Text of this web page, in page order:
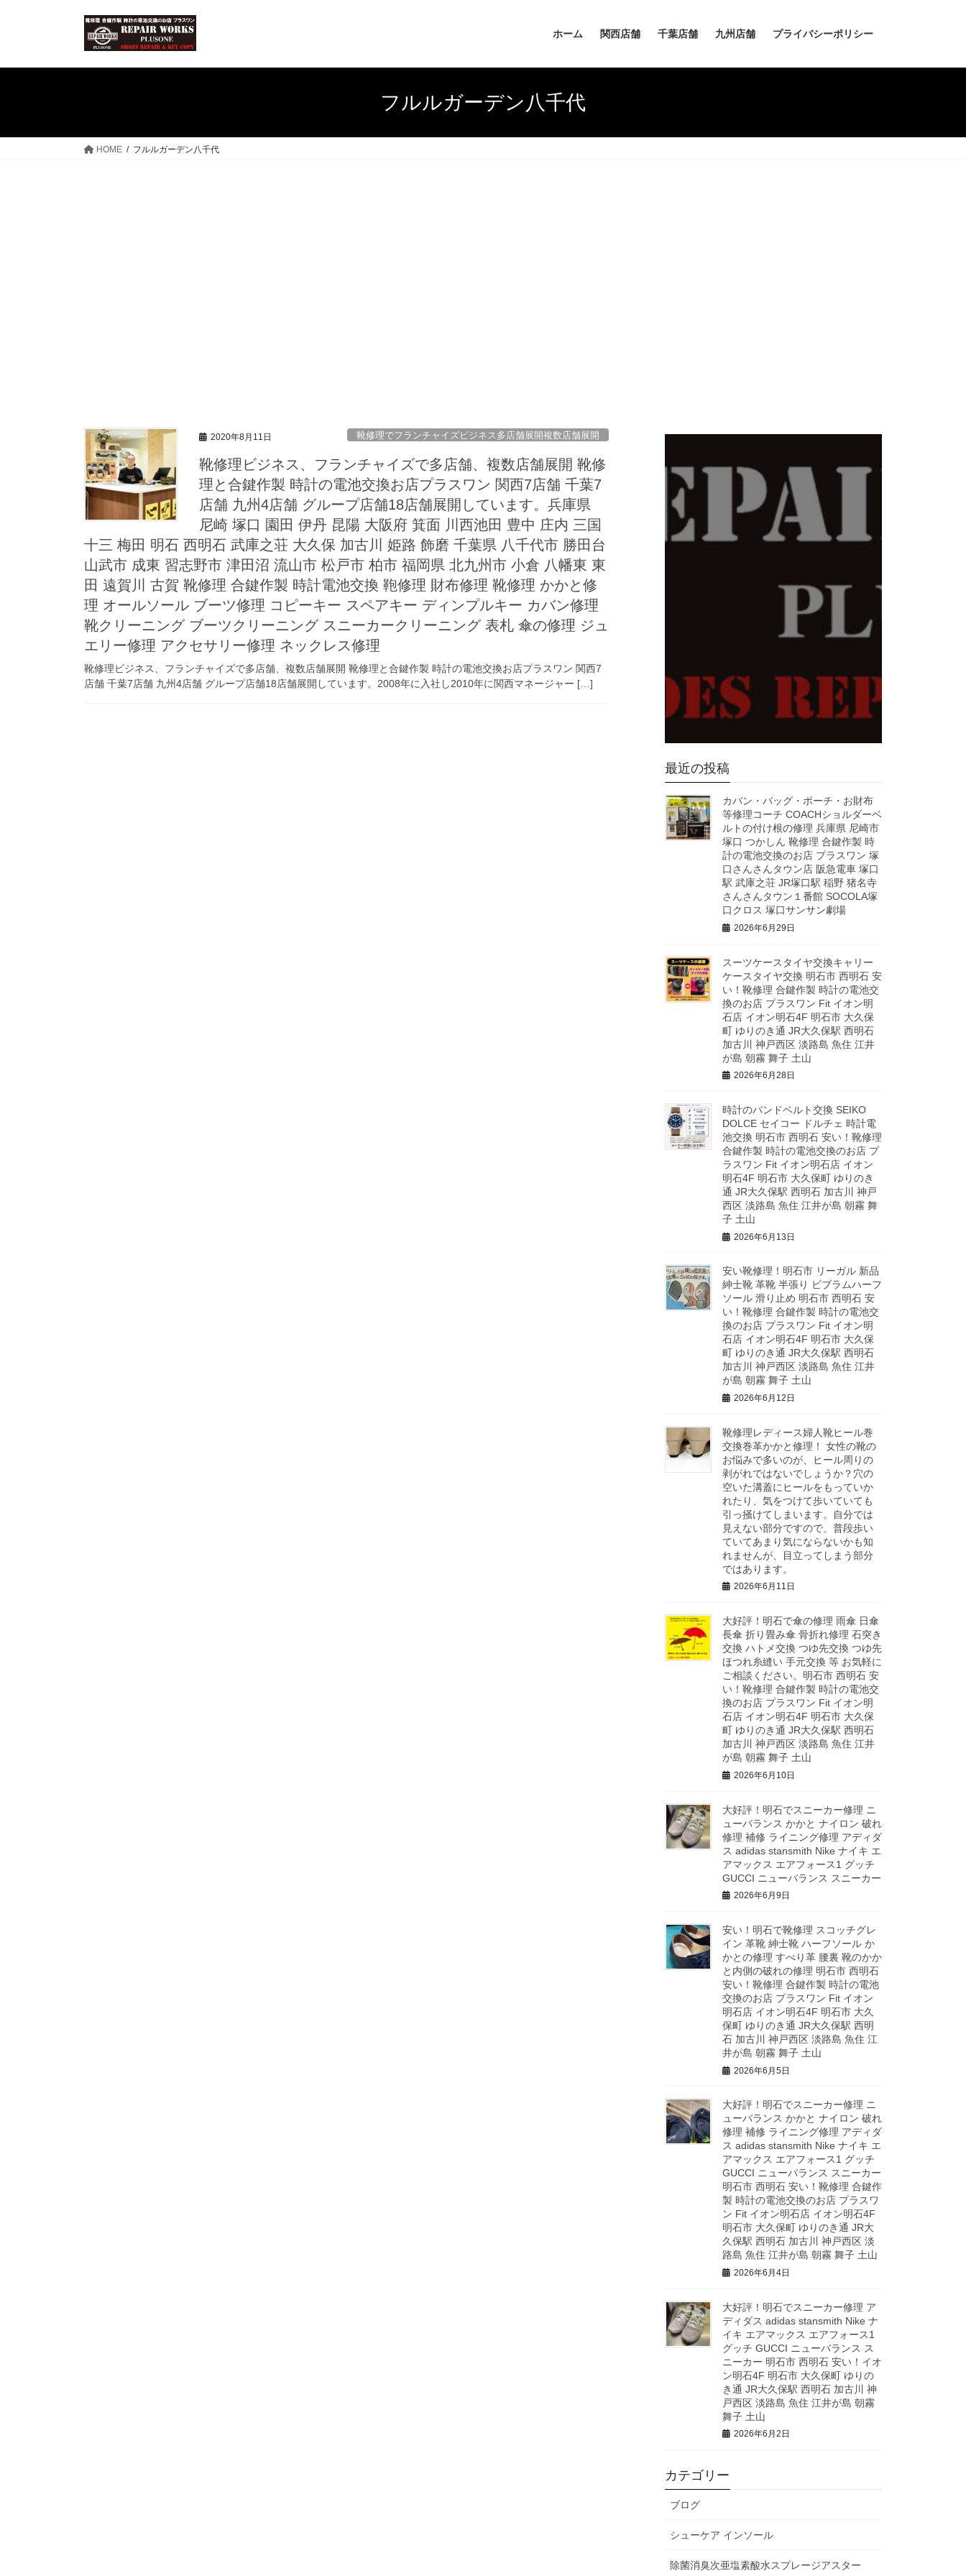
ホーム 関西店舗 千葉店舗 九州店舗 プライバシーポリシー
フルルガーデン八千代
HOME フルルガーデン八千代
2020年8月11日 靴修理でフランチャイズビジネス多店舗展開複数店舗展開
靴修理ビジネス、フランチャイズで多店舗、複数店舗展開 靴修
理と合鍵作製 時計の電池交換お店プラスワン 関西7店舗 千葉7
店舗 九州4店舗 グループ店舗18店舗展開しています。兵庫県
尼崎 塚口 園田 伊丹 昆陽 大阪府 箕面 川西池田 豊中 庄内 三国
十三 梅田 明石 西明石 武庫之荘 大久保 加古川 姫路 飾磨 千葉県 八千代市 勝田台
山武市 成東 習志野市 津田沼 流山市 松戸市 柏市 福岡県 北九州市 小倉 八幡東 東
田 遠賀川 古賀 靴修理 合鍵作製 時計電池交換 鞄修理 財布修理 靴修理 かかと修
理 オールソール ブーツ修理 コピーキー スペアキー ディンプルキー カバン修理
靴クリーニング ブーツクリーニング スニーカークリーニング 表札 傘の修理 ジュ
エリー修理 アクセサリー修理 ネックレス修理
靴修理ビジネス、フランチャイズで多店舗、複数店舗展開 靴修理と合鍵作製 時計の電池交換お店プラスワン 関西7
店舗 千葉7店舗 九州4店舗 グループ店舗18店舗展開しています。2008年に入社し2010年に関西マネージャー […]
最近の投稿
カバン・バッグ・ポーチ・お財布
等修理コーチ COACHショルダーベ
ルトの付け根の修理 兵庫県 尼崎市
塚口 つかしん 靴修理 合鍵作製 時
計の電池交換のお店 プラスワン 塚
口さんさんタウン店 阪急電車 塚口
駅 武庫之荘 JR塚口駅 稲野 猪名寺
さんさんタウン１番館 SOCOLA塚
口クロス 塚口サンサン劇場
2026年6月29日
スーツケースタイヤ交換キャリー
ケースタイヤ交換 明石市 西明石 安
い！靴修理 合鍵作製 時計の電池交
換のお店 プラスワン Fit イオン明
石店 イオン明石4F 明石市 大久保
町 ゆりのき通 JR大久保駅 西明石
加古川 神戸西区 淡路島 魚住 江井
が島 朝霧 舞子 土山
2026年6月28日
時計のバンドベルト交換 SEIKO
DOLCE セイコー ドルチェ 時計電
池交換 明石市 西明石 安い！靴修理
合鍵作製 時計の電池交換のお店 プ
ラスワン Fit イオン明石店 イオン
明石4F 明石市 大久保町 ゆりのき
通 JR大久保駅 西明石 加古川 神戸
西区 淡路島 魚住 江井が島 朝霧 舞
子 土山
2026年6月13日
安い靴修理！明石市 リーガル 新品
紳士靴 革靴 半張り ビブラムハーフ
ソール 滑り止め 明石市 西明石 安
い！靴修理 合鍵作製 時計の電池交
換のお店 プラスワン Fit イオン明
石店 イオン明石4F 明石市 大久保
町 ゆりのき通 JR大久保駅 西明石
加古川 神戸西区 淡路島 魚住 江井
が島 朝霧 舞子 土山
2026年6月12日
靴修理レディース婦人靴ヒール巻
交換巻革かかと修理！ 女性の靴の
お悩みで多いのが、ヒール周りの
剥がれではないでしょうか？穴の
空いた溝蓋にヒールをもっていか
れたり、気をつけて歩いていても
引っ掻けてしまいます。自分では
見えない部分ですので、普段歩い
ていてあまり気にならないかも知
れませんが、目立ってしまう部分
ではあります。
2026年6月11日
大好評！明石で傘の修理 雨傘 日傘
長傘 折り畳み傘 骨折れ修理 石突き
交換 ハトメ交換 つゆ先交換 つゆ先
ほつれ糸縫い 手元交換 等 お気軽に
ご相談ください。明石市 西明石 安
い！靴修理 合鍵作製 時計の電池交
換のお店 プラスワン Fit イオン明
石店 イオン明石4F 明石市 大久保
町 ゆりのき通 JR大久保駅 西明石
加古川 神戸西区 淡路島 魚住 江井
が島 朝霧 舞子 土山
2026年6月10日
大好評！明石でスニーカー修理 ニ
ューバランス かかと ナイロン 破れ
修理 補修 ライニング修理 アディダ
ス adidas stansmith Nike ナイキ エ
アマックス エアフォース1 グッチ
GUCCI ニューバランス スニーカー
2026年6月9日
安い！明石で靴修理 スコッチグレ
イン 革靴 紳士靴 ハーフソール か
かとの修理 すべり革 腰裏 靴のかか
と内側の破れの修理 明石市 西明石
安い！靴修理 合鍵作製 時計の電池
交換のお店 プラスワン Fit イオン
明石店 イオン明石4F 明石市 大久
保町 ゆりのき通 JR大久保駅 西明
石 加古川 神戸西区 淡路島 魚住 江
井が島 朝霧 舞子 土山
2026年6月5日
大好評！明石でスニーカー修理 ニ
ューバランス かかと ナイロン 破れ
修理 補修 ライニング修理 アディダ
ス adidas stansmith Nike ナイキ エ
アマックス エアフォース1 グッチ
GUCCI ニューバランス スニーカー
明石市 西明石 安い！靴修理 合鍵作
製 時計の電池交換のお店 プラスワ
ン Fit イオン明石店 イオン明石4F
明石市 大久保町 ゆりのき通 JR大
久保駅 西明石 加古川 神戸西区 淡
路島 魚住 江井が島 朝霧 舞子 土山
2026年6月4日
大好評！明石でスニーカー修理 ア
ディダス adidas stansmith Nike ナ
イキ エアマックス エアフォース1
グッチ GUCCI ニューバランス ス
ニーカー 明石市 西明石 安い！イオ
ン明石4F 明石市 大久保町 ゆりの
き通 JR大久保駅 西明石 加古川 神
戸西区 淡路島 魚住 江井が島 朝霧
舞子 土山
2026年6月2日
カテゴリー
ブログ
シューケア インソール
除菌消臭次亜塩素酸水スプレージアスター